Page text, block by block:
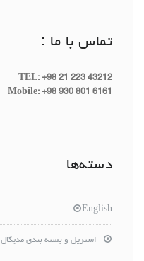
تماس با ما :
TEL: +98 21 223 43212
Mobile: +98 930 801 6161
دسته‌ها
English
استریل و بسته بندی مدیکال